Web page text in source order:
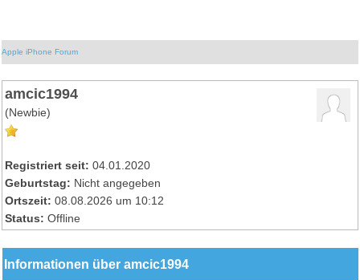
Apple iPhone Forum
amcic1994
(Newbie)
Registriert seit: 04.01.2020
Geburtstag: Nicht angegeben
Ortszeit: 08.08.2026 um 10:12
Status: Offline
Informationen über amcic1994